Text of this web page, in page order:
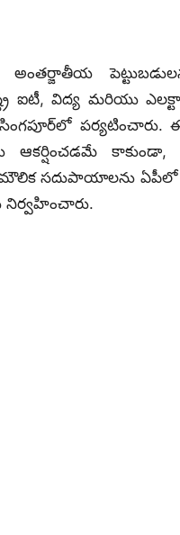
అంతర్జాతీయ
ఐటీ, విద్య మరియు
పర్యటించారు.
ఆకర్షించడమే
మౌలిక సదుపాయాలను
నిర్వహించారు.